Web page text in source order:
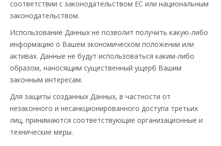
соответствии с законодательством ЕС или национальным
законодательством.
Использование Данных не позволит получить какую-либо
информацию о Вашем экономическом положении или
активах. Данные не будут использоваться каким-либо
образом, наносящим существенный ущерб Вашим
законным интересам.
Для защиты созданных Данных, в частности от
незаконного и несанкционированного доступа третьих
лиц, принимаются соответствующие организационные и
технические меры.